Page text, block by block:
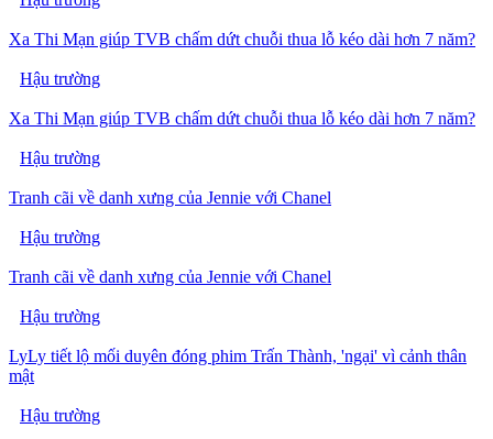
Xa Thi Mạn giúp TVB chấm dứt chuỗi thua lỗ kéo dài hơn 7 năm?
Hậu trường
Xa Thi Mạn giúp TVB chấm dứt chuỗi thua lỗ kéo dài hơn 7 năm?
Hậu trường
Tranh cãi về danh xưng của Jennie với Chanel
Hậu trường
Tranh cãi về danh xưng của Jennie với Chanel
Hậu trường
LyLy tiết lộ mối duyên đóng phim Trấn Thành, 'ngại' vì cảnh thân
mật
Hậu trường